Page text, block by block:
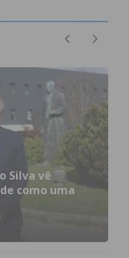
Silva vê
como uma